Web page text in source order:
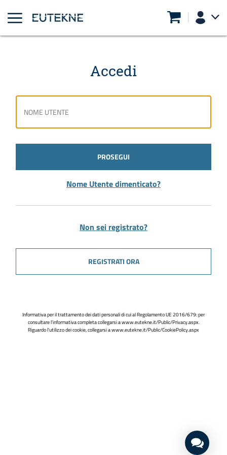
Accedi
PROSEGUI
Nome Utente dimenticato?
Non sei registrato?
REGISTRATI ORA
Informativa per il trattamento dei dati personali di cui al Regolamento UE 2016/679: per
consultare l'informativa completa collegarsi awww.eutekne.it/Public/Privacy.aspx.
Riguardo l'utilizzo dei cookie, collegarsi awww.eutekne.it/Public/CookiePolicy.aspx